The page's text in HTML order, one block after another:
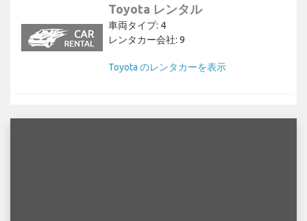
Toyota レンタル
車両タイプ: 4
レンタカー会社: 9
Toyota のレンタカーを表示